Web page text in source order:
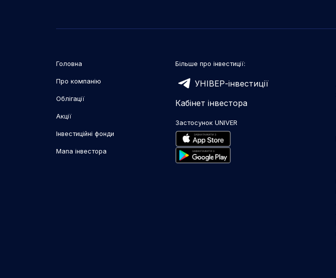
Головна
Про компанію
Облігації
Акції
Інвестиційні фонди
Мапа інвестора
Більше про інвестиції:
УНІВЕР-інвестиції
Кабінет інвестора
Застосунок UNIVER